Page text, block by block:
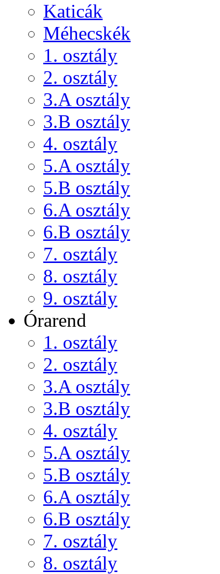
Katicák
Méhecskék
1. osztály
2. osztály
3.A osztály
3.B osztály
4. osztály
5.A osztály
5.B osztály
6.A osztály
6.B osztály
7. osztály
8. osztály
9. osztály
Órarend
1. osztály
2. osztály
3.A osztály
3.B osztály
4. osztály
5.A osztály
5.B osztály
6.A osztály
6.B osztály
7. osztály
8. osztály